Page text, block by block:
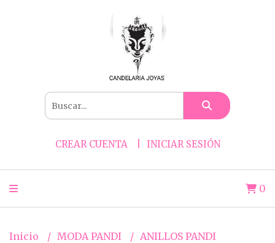
CREAR CUENTA INICIAR SESIÓN
0
Inicio MODA PANDI ANILLOS PANDI